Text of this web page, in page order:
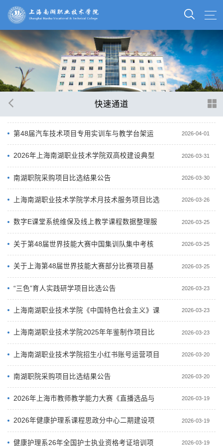
快速通道
第48届汽车技术项目专用实训车与教学台架运
输项目比选公告
2026-04-01
2026年上海南湖职业技术学院双高校建设典型
案例项目比选公告
2026-03-31
南湖职院采购项目比选结果公告 2026-03-30
上海南湖职业技术学院学术月技术服务项目比选
公告
2026-03-26
数字E课堂系统维保及线上教学课程数据整理服
务采购项目比选公告
2026-03-25
关于第48届世界技能大赛中国集训队集中考核
暨测试赛部分比赛项目基础设施物品赞助...
2026-03-25
关于上海第48届世界技能大赛部分比赛项目基
础设施物品赞助商公示
2026-03-25
“三色”育人实践研学项目比选公告 2026-03-23
上海南湖职业技术学院《中国特色社会主义》课
程建设项目比选公告
2026-03-23
上海南湖职业技术学院2025年年鉴制作项目比
选公告
2026-03-23
上海南湖职业技术学院招生小红书账号运营项目 2026-03-20
南湖职院采购项目比选结果公告 2026-03-20
2026年上海市教师教学能力大赛《直播选品与
运营》技术支持服务项目比选公告
2026-03-19
2026年健康护理系课程思政分中心二期建设项
目比选公告
2026-03-19
健康护理系26年全国护士执业资格考证培训项 2026-03-19